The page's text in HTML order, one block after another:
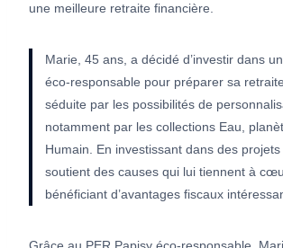
une meilleure retraite financière.
Marie, 45 ans, a décidé d’investir dans
éco-responsable pour préparer sa
séduite par les possibilités de
notamment par les collections Eau,
Humain. En investissant dans des
soutient des causes qui lui tiennent à
bénéficiant d’avantages fiscaux